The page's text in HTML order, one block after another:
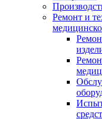
Ремонт и